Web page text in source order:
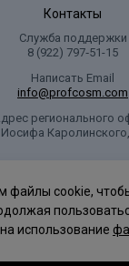
Контакты
Служба поддержки
8 (922) 797‑51-15
Написать Email
info@profcosm.com
регионального
Иосифа
файлы cookie,
использование